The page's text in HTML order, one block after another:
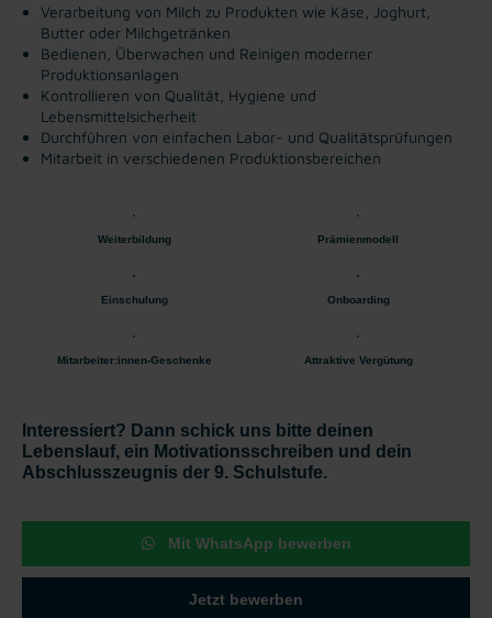
Verarbeitung von Milch zu Produkten wie Käse, Joghurt,
Butter oder Milchgetränken
Bedienen, Überwachen und Reinigen moderner
Produktionsanlagen
Kontrollieren von Qualität, Hygiene und
Lebensmittelsicherheit
Durchführen von einfachen Labor- und Qualitätsprüfungen
Mitarbeit in verschiedenen Produktionsbereichen
Weiterbildung Prämienmodell
Einschulung Onboarding
Mitarbeiter:innen-Geschenke Attraktive Vergütung
Interessiert? Dann schick uns bitte deinen
Lebenslauf, ein Motivationsschreiben und dein
Abschlusszeugnis der 9. Schulstufe.
Mit WhatsApp bewerben
Jetzt bewerben